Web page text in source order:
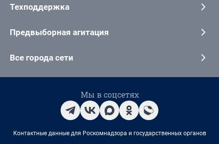
Техподдержка
Предвыборная агитация
Все города сети
Мы в соцсетях
Контактные данные для Роскомнадзора и государственных органов